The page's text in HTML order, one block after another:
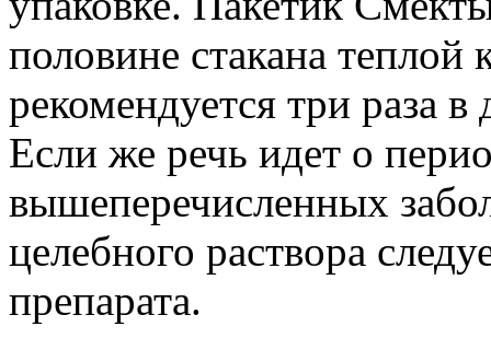
половине стакана
рекомендуется три раза
Если же речь идет о
вышеперечисленных
целебного раствора
препарата.